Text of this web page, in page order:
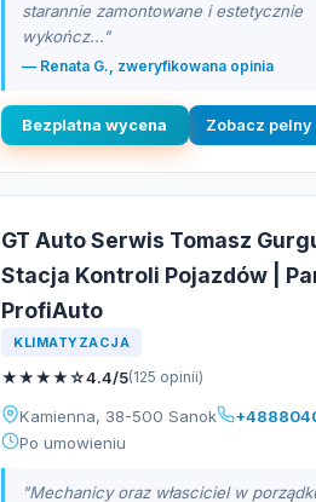
starannie zamontowane i estetycznie
wykończ..."
— Renata G., zweryfikowana opinia
Bezplatna wycena Zobacz
GT Auto Serwis Tomasz
Stacja Kontroli Pojazdów |
ProfiAuto
KLIMATYZACJA
★★★★☆4.4/5(125 opinii)
Kamienna, 38-500 Sanok
Po umowieniu
"Mechanicy oraz własciciel w